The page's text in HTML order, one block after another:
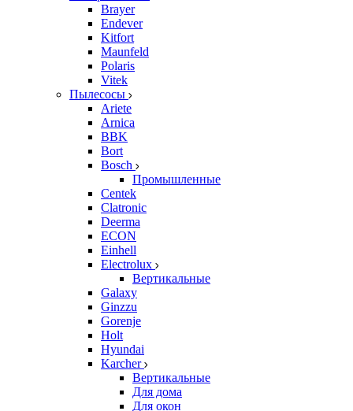
Brayer
Endever
Kitfort
Maunfeld
Polaris
Vitek
Пылесосы
Ariete
Arnica
BBK
Bort
Bosch
Промышленные
Centek
Clatronic
Deerma
ECON
Einhell
Electrolux
Вертикальные
Galaxy
Ginzzu
Gorenje
Holt
Hyundai
Karcher
Вертикальные
Для дома
Для окон